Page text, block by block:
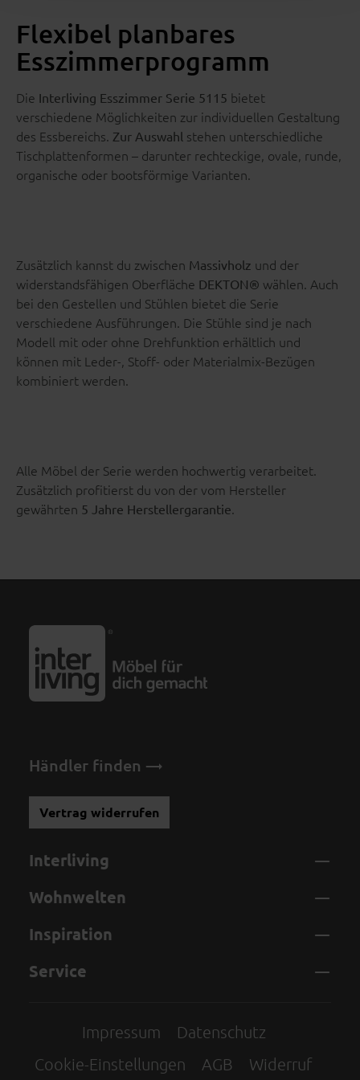
Flexibel planbares
Esszimmerprogramm
Die Interliving Esszimmer Serie 5115 bietet
verschiedene Möglichkeiten zur individuellen Gestaltung
des Essbereichs. Zur Auswahl stehen unterschiedliche
Tischplattenformen – darunter rechteckige, ovale, runde,
organische oder bootsförmige Varianten.
Zusätzlich kannst du zwischen Massivholz und der
widerstandsfähigen Oberfläche DEKTON® wählen. Auch
bei den Gestellen und Stühlen bietet die Serie
verschiedene Ausführungen. Die Stühle sind je nach
Modell mit oder ohne Drehfunktion erhältlich und
können mit Leder-, Stoff- oder Materialmix-Bezügen
kombiniert werden.
Alle Möbel der Serie werden hochwertig verarbeitet.
Zusätzlich profitierst du von der vom Hersteller
gewährten 5 Jahre Herstellergarantie.
Händler finden
Vertrag widerrufen
Interliving
Wohnwelten
Inspiration
Service
Impressum
Datenschutz
Cookie-Einstellungen
AGB Widerruf